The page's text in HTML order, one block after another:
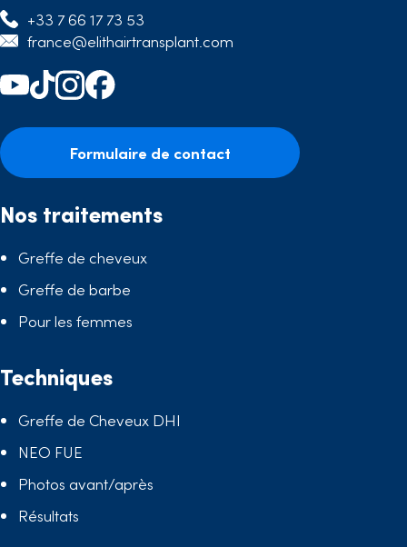
+33 7 66 17 73 53
france@elithairtransplant.com
Formulaire de contact
Nos traitements
Greffe de cheveux
Greffe de barbe
Pour les femmes
Techniques
Greffe de Cheveux DHI
NEO FUE
Photos avant/après
Résultats